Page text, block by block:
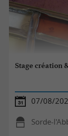
Stage création
07/08/
Sorde-